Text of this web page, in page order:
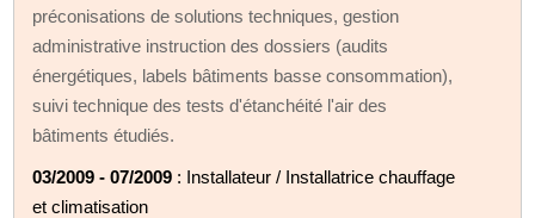
préconisations de solutions techniques, gestion
administrative instruction des dossiers (audits
énergétiques, labels bâtiments basse consommation),
suivi technique des tests d'étanchéité l'air des
bâtiments étudiés.
03/2009 - 07/2009 : Installateur / Installatrice chauffage
et climatisation